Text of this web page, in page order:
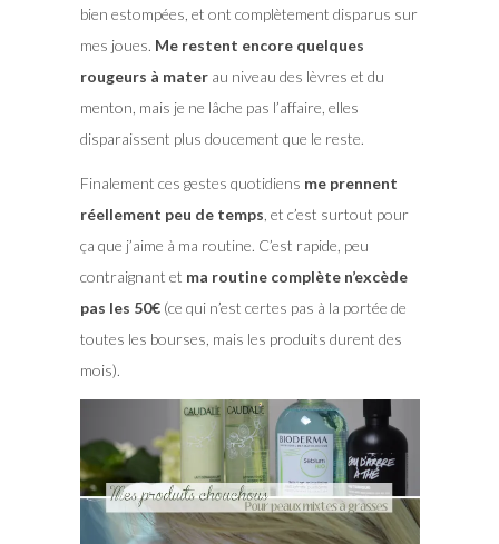
bien estompées, et ont complètement disparus sur
mes joues. Me restent encore quelques
rougeurs à materau niveau des lèvres et du
menton, mais je ne lâche pas l’affaire, elles
disparaissent plus doucement que le reste.
Finalement ces gestes quotidiens me prennent
réellement peu de temps , et c’est surtout pour
ça que j’aime à ma routine. C’est rapide, peu
contraignant et ma routine complète n’excède
pas les 50€(ce qui n’est certes pas à la portée de
toutes les bourses, mais les produits durent des
mois).